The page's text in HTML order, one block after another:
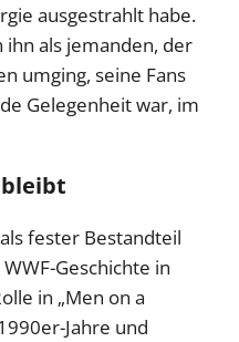
ausgestrahlt habe.
ihn als jemanden, der
umging, seine Fans
Gelegenheit war, im
bleibt
fester Bestandteil
Geschichte in
in „Men on a
Jahre und